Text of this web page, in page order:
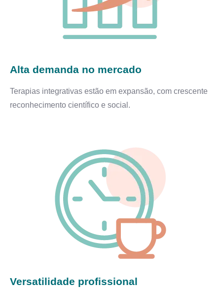
Alta demanda no mercado
Terapias integrativas estão em expansão, com crescente
reconhecimento científico e social.
Versatilidade profissional